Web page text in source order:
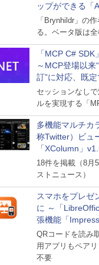
ップができる「
remote」
「Brynhildr」の
る。ベータ版は
「MCP C# SDK
～MCP登場以来
訂”に対応、既定
レスへ
セッションなし
ルを実現する「
多機能マルチカ
称Twitter）ビュ
「XColumn」
18件を掲載（8月
ストニュース）
スマホをプレゼ
に ～「
張機能「
が公開
QRコードを読み
用アプリもペア
不要